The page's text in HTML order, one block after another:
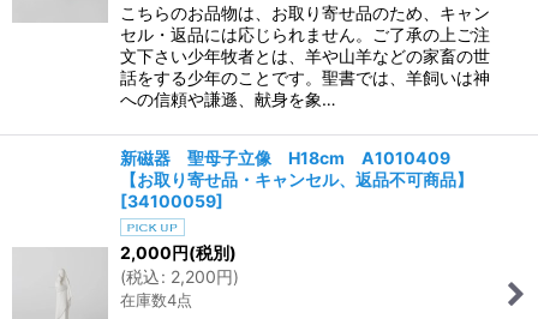
こちらのお品物は、お取り寄せ品のため、キャン
セル・返品には応じられません。ご了承の上ご注
文下さい少年牧者とは、羊や山羊などの家畜の世
話をする少年のことです。聖書では、羊飼いは神
への信頼や謙遜、献身を象…
新磁器 聖母子立像 H18cm A1010409
【お取り寄せ品・キャンセル、返品不可商品】
[34100059]
2,000円(税別)
(税込: 2,200円)
在庫数4点